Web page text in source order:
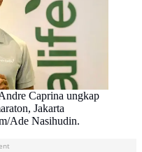
Caprina ungkap
Jakarta
Ade Nasihudin.